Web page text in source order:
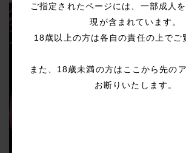
ご指定されたページには、一部成人
現が含まれています。
18歳以上の方は各自の責任の上でご
また、18歳未満の方はここから先の
お断りいたします。